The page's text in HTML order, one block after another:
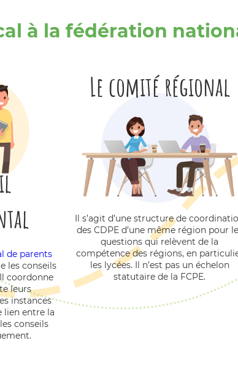
à la fédération
de parents
les conseils
coordonne
leurs
instances
lien entre la
conseils
Le comité régional
Il s’agit d’une structure de
des CDPE d’une même région pour
questions qui relèvent de la
compétence des régions, en
les lycées. Il n’est pas un échelon
statutaire de la FCPE.